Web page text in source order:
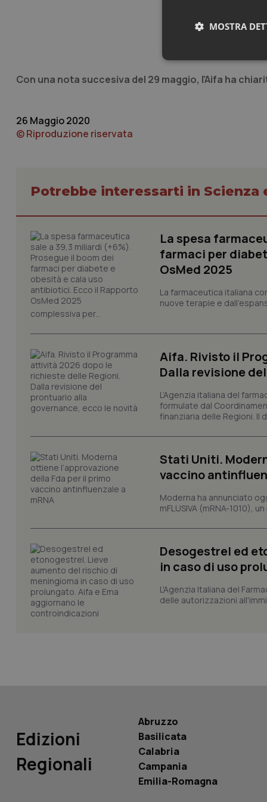
Con una nota succesiva del 29 maggio, l'Aifa ha
26 Maggio 2020
© Riproduzione riservata
Potrebbe interessarti in Scienza
La spesa
farmaci per
OsMed 2025
La farmaceutica italiana
nuove terapie e
complessiva per...
Aifa. Rivisto il
Dalla revisione
L’Agenzia italiana del
formulate dal
finanziaria delle Regioni. Il
Stati Uniti.
vaccino
Moderna ha annunciato
mFLUSIVA (mRNA-1010),
Desogestrel ed
in caso di uso
L'Agenzia Italiana del
delle autorizzazioni
Edizioni
Regionali
Abruzzo
Basilicata
Calabria
Campania
Emilia-Romagna
MOSTRA
Nome
CookieScriptConsent
tracking-sites-
_ga
PHPSESSID
_ga_KM60CM4NPH
Nome
tracking-sites-